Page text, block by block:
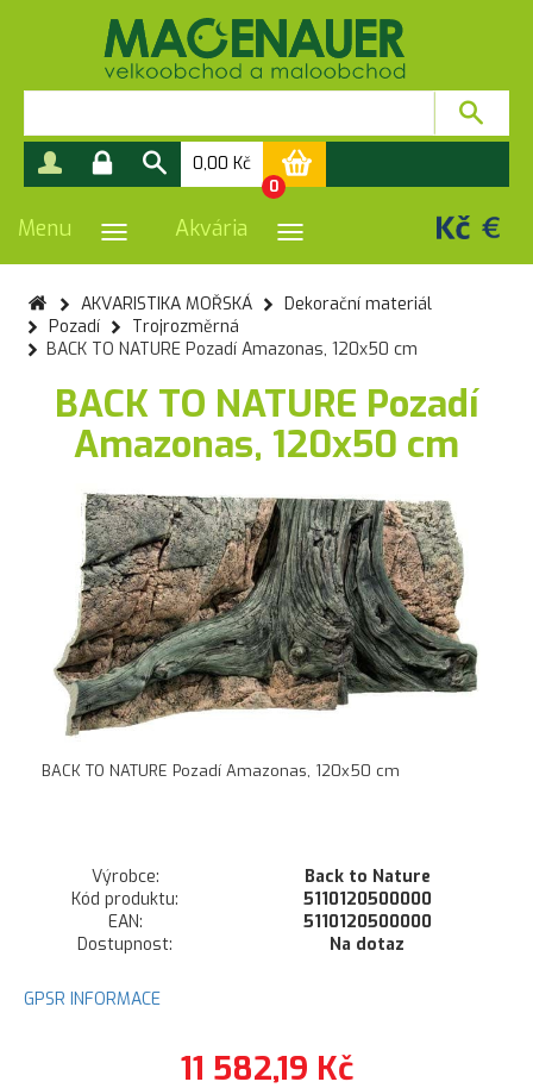
0,00 Kč
0
PŘEPNOUT NAVIGACI
Menu PŘEPNOUT NAVIGACI
Akvária
AKVARISTIKA MOŘSKÁ
Dekorační materiál
Pozadí
Trojrozměrná
BACK TO NATURE Pozadí Amazonas, 120x50 cm
BACK TO NATURE Pozadí
Amazonas, 120x50 cm
BACK TO NATURE Pozadí Amazonas, 120x50 cm
Výrobce:
Back to Nature
Kód produktu:
5110120500000
EAN:
5110120500000
Dostupnost:
Na dotaz
GPSR INFORMACE
11 582,19 Kč